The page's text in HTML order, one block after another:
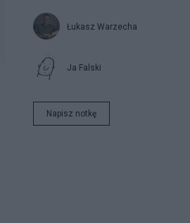
Łukasz Warzecha
Ja Falski
Napisz notkę